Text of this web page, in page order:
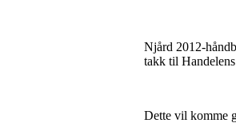
Njård 2012-
takk til
Dette vil komme